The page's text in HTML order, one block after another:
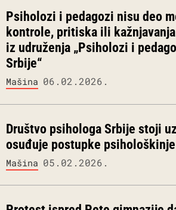
Psiholozi i pedagozi nisu deo
kontrole, pritiska ili
iz udruženja „Psiholozi i
Srbije“
Mašina 06.02.2026.
Društvo psihologa Srbije stoji
osuđuje postupke
Mašina 05.02.2026.